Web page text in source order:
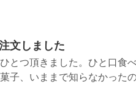
文しました
とつ頂きました。ひと口食
子、いままで知らなかった